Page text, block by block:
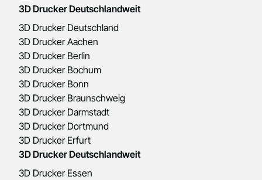
3D Drucker Deutschlandweit
3D Drucker Deutschland
3D Drucker Aachen
3D Drucker Berlin
3D Drucker Bochum
3D Drucker Bonn
3D Drucker Braunschweig
3D Drucker Darmstadt
3D Drucker Dortmund
3D Drucker Erfurt
3D Drucker Deutschlandweit
3D Drucker Essen